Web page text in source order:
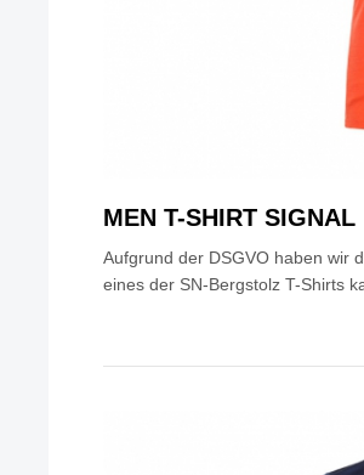
MEN T-SHIRT SIGNAL
Aufgrund der DSGVO haben wir
eines der SN-Bergstolz T-Shirts